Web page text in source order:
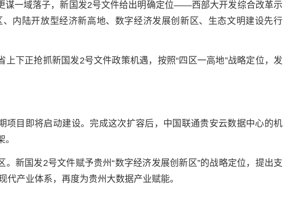
谋一域落子，新国发2号文件给出明确定位——西部大开发综合改革示
内陆开放型经济新高地、数字经济发展创新区、生态文明建设先行
上下正抢抓新国发2号文件政策机遇，按照“四区一高地”战略定位，发
项目即将启动建设。完成这次扩容后，中国联通贵安云数据中心的机
。新国发2号文件赋予贵州“数字经济发展创新区”的战略定位，提出支
产业体系，再度为贵州大数据产业赋能。